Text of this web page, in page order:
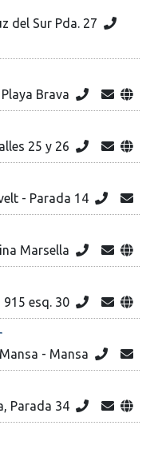
del Sur Pda. 27
Brava
25 y 26
- Parada 14
Marsella
915 esq. 30
- Mansa
Parada 34